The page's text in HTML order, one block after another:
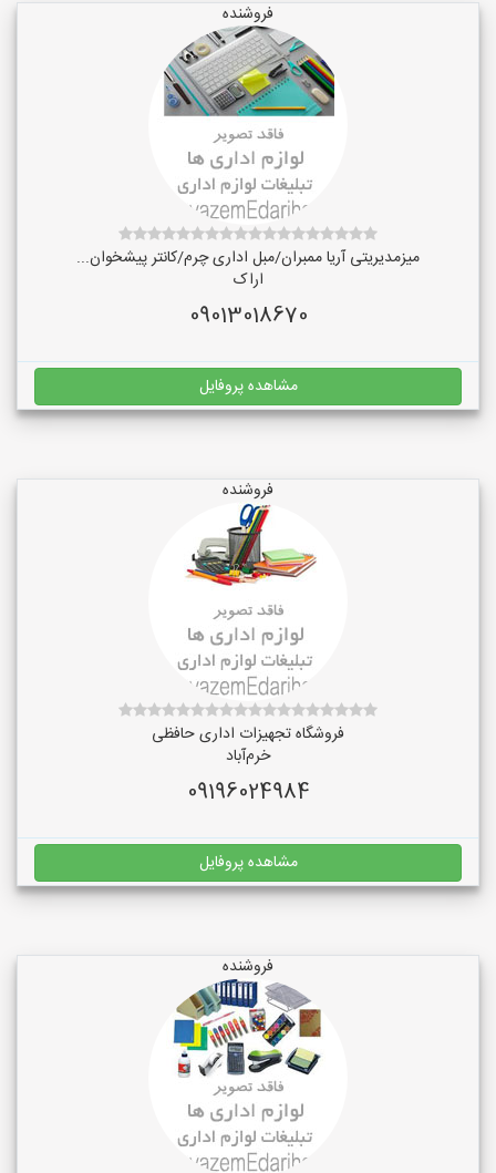
فروشنده
میزمدیریتی آریا ممبران/مبل اداری چرم/کانتر پیشخوان...
اراک
09013018670
مشاهده پروفایل
فروشنده
فروشگاه تجهیزات اداری حافظی
خرم‌آباد
09196024984
مشاهده پروفایل
فروشنده